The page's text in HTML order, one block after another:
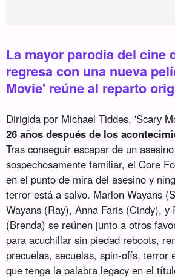
La mayor parodia del cine
regresa con una nueva
Movie' reúne al reparto
Dirigida por Michael Tiddes, 'Scary
26 años después de los
Tras conseguir escapar de un
sospechosamente familiar, el Core
en el punto de mira del asesino y
terror está a salvo. Marlon Wayans
Wayans (Ray), Anna Faris (Cindy), y
(Brenda) se reúnen junto a otros
para acuchillar sin piedad reboots,
precuelas, secuelas, spin-offs, terror
que tenga la palabra legacy en el